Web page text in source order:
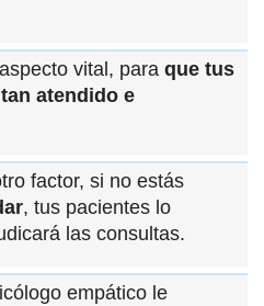
vital, para que tus
atendido e
factor, si no estás
, tus pacientes lo
las consultas.
empático le